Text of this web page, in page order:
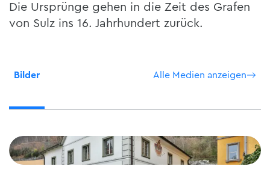
Die Ursprünge gehen in die Zeit des Grafen
von Sulz ins 16. Jahrhundert zurück.
Bilder Alle Medien anzeigen